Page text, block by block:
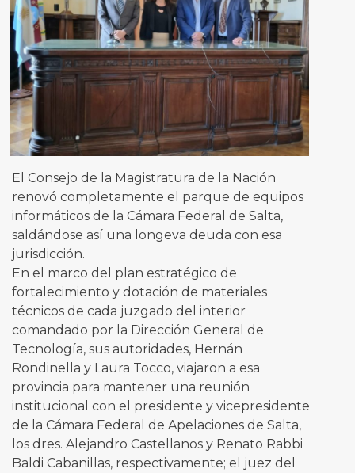
El Consejo de la Magistratura de la Nación
renovó completamente el parque de equipos
informáticos de la Cámara Federal de Salta,
saldándose así una longeva deuda con esa
jurisdicción.
En el marco del plan estratégico de
fortalecimiento y dotación de materiales
técnicos de cada juzgado del interior
comandado por la Dirección General de
Tecnología, sus autoridades, Hernán
Rondinella y Laura Tocco, viajaron a esa
provincia para mantener una reunión
institucional con el presidente y vicepresidente
de la Cámara Federal de Apelaciones de Salta,
los dres. Alejandro Castellanos y Renato Rabbi
Baldi Cabanillas, respectivamente; el juez del